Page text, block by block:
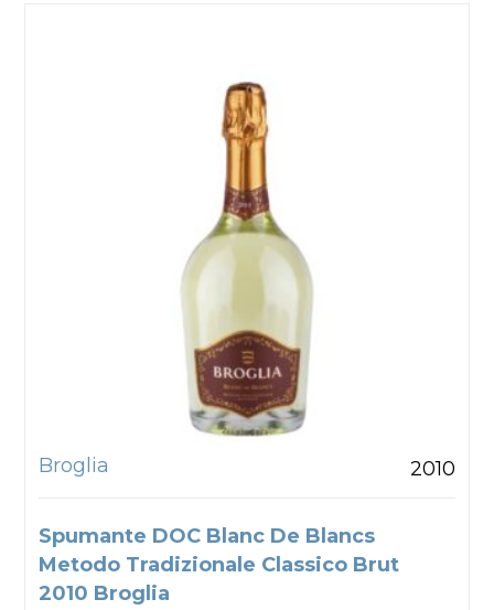
Broglia 2010
Spumante DOC Blanc De Blancs
Metodo Tradizionale Classico Brut
2010 Broglia